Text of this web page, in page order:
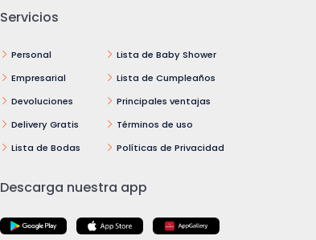
Servicios
Personal
Empresarial
Devoluciones
Delivery Gratis
Lista de Bodas
Lista de Baby Shower
Lista de Cumpleaños
Principales ventajas
Términos de uso
Políticas de Privacidad
Descarga nuestra app